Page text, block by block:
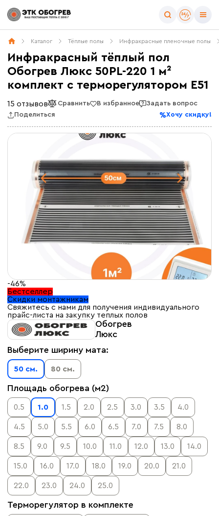
Каталог Тёплые полы Инфракрасные пленочные полы
Инфракрасный тёплый пол
Обогрев Люкс 50PL-220 1 м²
комплект c терморегулятором E51
15 отзывов Сравнить В избранное
Задать вопрос
Поделиться
Хочу скидку!
-46%
Бестселлер
Скидки монтажникам
Свяжитесь с нами для получения индивидуального
прайс-листа на закупку теплых полов
Обогрев
Люкс
Выберите ширину мата:
50 см. 80 см.
Площадь обогрева (м2)
0.5 1.0 1.5 2.0 2.5 3.0 3.5 4.0
4.5 5.0 5.5 6.0 6.5 7.0 7.5 8.0
8.5 9.0 9.5 10.0 11.0 12.0 13.0 14.0
15.0 16.0 17.0 18.0 19.0 20.0 21.0
22.0 23.0 24.0 25.0
Терморегулятор в комплекте